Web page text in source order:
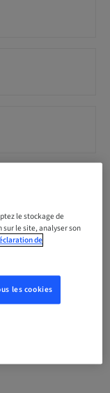
le stockage de
le site, analyser son
de
les cookies